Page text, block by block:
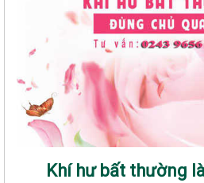
Khí hư bất thường